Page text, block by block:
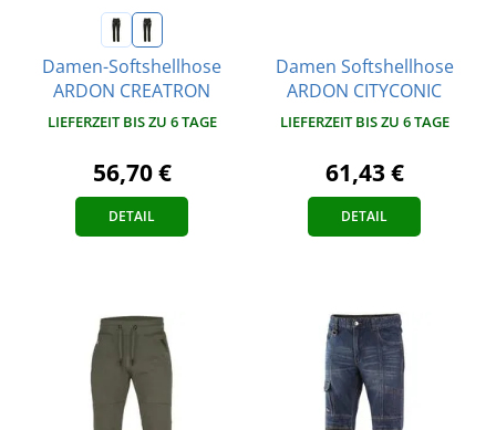
Damen-Softshellhose
ARDON CREATRON
LIEFERZEIT BIS ZU 6 TAGE
56,70 €
DETAIL
Damen Softshellhose
ARDON CITYCONIC
LIEFERZEIT BIS ZU 6 TAGE
61,43 €
DETAIL